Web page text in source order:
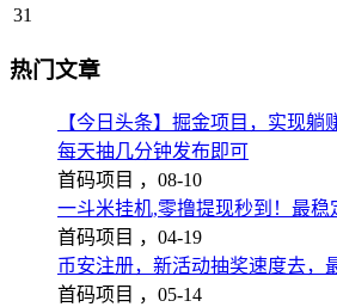
31
热门文章
【今日头条】掘金项目，实现躺
每天抽几分钟发布即可
首码项目 ， 08-10
一斗米挂机,零撸提现秒到！最稳
首码项目 ， 04-19
币安注册，新活动抽奖速度去，
首码项目 ， 05-14